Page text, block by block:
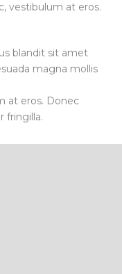
vestibulum at eros.
blandit sit amet
magna mollis
at eros. Donec
fringilla.